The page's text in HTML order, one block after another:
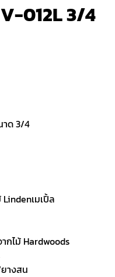
012L 3/4
าด 3/4
เมเปิ้ล
กไม้ Hardwoods
างสน